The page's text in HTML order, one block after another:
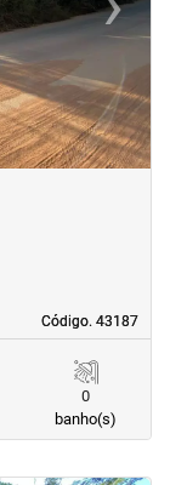
Next
Código. 43187
Código. 43187
0
banho(s)